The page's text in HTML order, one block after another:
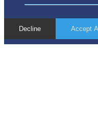
Decline Accept All